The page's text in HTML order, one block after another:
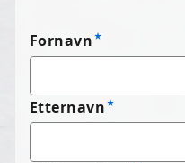
Fornavn
Etternavn